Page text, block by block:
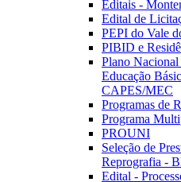
Editais -
Edital de
PEPI do Vale
PIBID e
Plano Nacional
Educação
CAPES/MEC
Programas de
Programa
PROUNI
Seleção de
Reprografia -
Edital -